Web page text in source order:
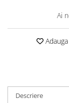
Ai
Adauga
Descriere